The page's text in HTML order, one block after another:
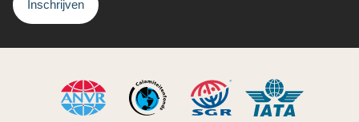
Inschrijven